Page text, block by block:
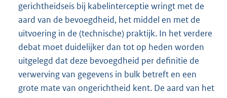
gerichtheidseis bij kabelinterceptie wringt met de
aard van de bevoegdheid, het middel en met de
uitvoering in de (technische) praktijk. In het verdere
debat moet duidelijker dan tot op heden worden
uitgelegd dat deze bevoegdheid per definitie de
verwerving van gegevens in bulk betreft en een
grote mate van ongerichtheid kent. De aard van het